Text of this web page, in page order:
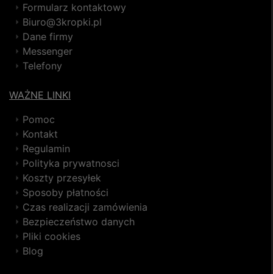
Formularz kontaktowy
Biuro@3kropki.pl
Dane firmy
Messenger
Telefony
WAŻNE LINKI
Pomoc
Kontakt
Regulamin
Polityka prywatnosci
Koszty przesyłek
Sposoby płatności
Czas realizacji zamówienia
Bezpieczeństwo danych
Pliki cookies
Blog